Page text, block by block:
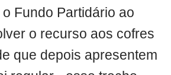
Fundo Partidário ao
o recurso aos cofres
que depois apresentem